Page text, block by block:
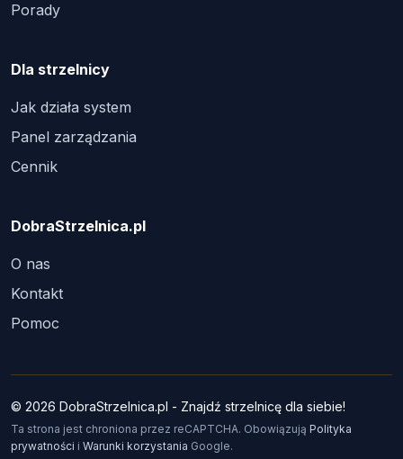
Porady
Dla strzelnicy
Jak działa system
Panel zarządzania
Cennik
DobraStrzelnica.pl
O nas
Kontakt
Pomoc
© 2026 DobraStrzelnica.pl - Znajdź strzelnicę dla siebie!
Ta strona jest chroniona przez reCAPTCHA. Obowiązują Polityka
prywatności i Warunki korzystania Google.